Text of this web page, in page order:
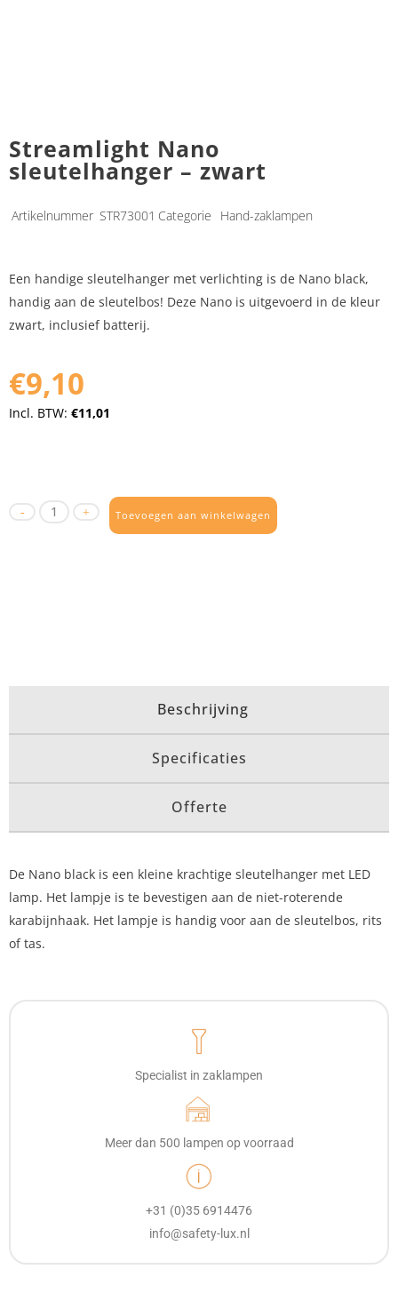
Streamlight Nano
sleutelhanger – zwart
Artikelnummer STR73001 Categorie Hand-zaklampen
Een handige sleutelhanger met verlichting is de Nano black,
handig aan de sleutelbos! Deze Nano is uitgevoerd in de kleur
zwart, inclusief batterij.
€9,10
Incl. BTW: €11,01
Toevoegen aan winkelwagen
Beschrijving
Specificaties
Offerte
De Nano black is een kleine krachtige sleutelhanger met LED
lamp. Het lampje is te bevestigen aan de niet-roterende
karabijnhaak. Het lampje is handig voor aan de sleutelbos, rits
of tas.
Specialist in zaklampen
Meer dan 500 lampen op voorraad
+31 (0)35 6914476
info@safety-lux.nl